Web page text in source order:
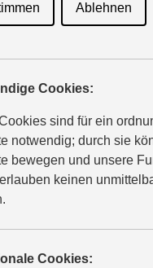
Ablehnen
Cookies:
sind für ein
notwendig; durch sie
bewegen und unsere
keinen
Cookies: